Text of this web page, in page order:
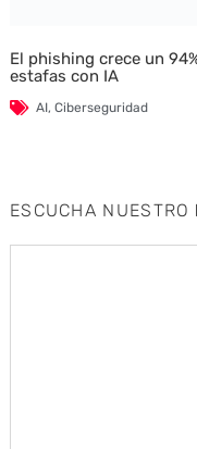
El phishing crece un
estafas con IA
AI, Ciberseguridad
ESCUCHA NUESTRO